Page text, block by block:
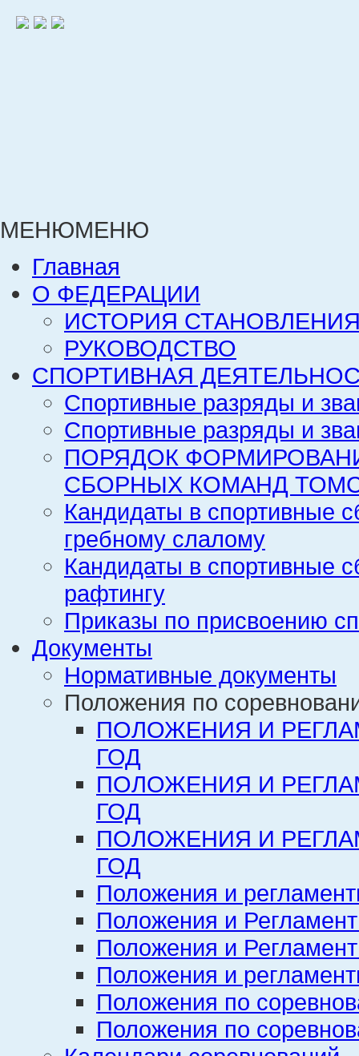
МЕНЮМЕНЮ
Главная
О ФЕДЕРАЦИИ
ИСТОРИЯ
РУКОВОДСТВО
СПОРТИВНАЯ
Спортивные разряды и
Спортивные разряды и
ПОРЯДОК
СБОРНЫХ КОМАНД
Кандидаты в спортивные
гребному слалому
Кандидаты в спортивные
рафтингу
Приказы по присвоению
Документы
Нормативные документы
Положения по
ПОЛОЖЕНИЯ И
ГОД
ПОЛОЖЕНИЯ И
ГОД
ПОЛОЖЕНИЯ И
ГОД
Положения и
Положения и
Положения и
Положения и
Положения по
Положения по